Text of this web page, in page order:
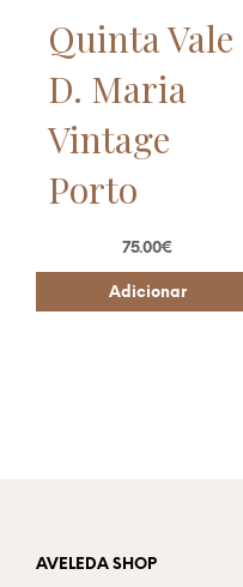
Quinta Vale
D. Maria
Vintage
Porto
75.00€
Adicionar
AVELEDA SHOP